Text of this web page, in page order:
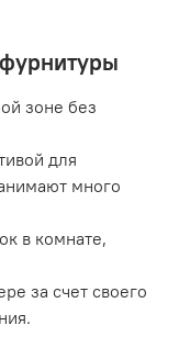
зоне без
для
много
в комнате,
за счет своего